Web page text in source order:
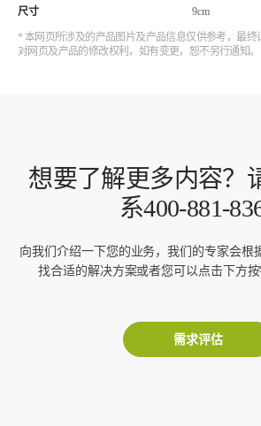
尺寸 9cm
* 本网页所涉及的产品图片及产品信息仅供参考，最终
对网页及产品的修改权利，如有变更，恕不另行通知。
想要了解更多内容？
系400-881-
向我们介绍一下您的业务，我们的专家会根
找合适的解决方案或者您可以点击下方
需求评估